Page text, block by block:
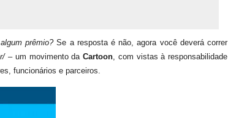
prêmio?Se a resposta é não, agora você deverá correr
– um movimento da Cartoon, com vistas à responsabilidade
funcionários e parceiros.